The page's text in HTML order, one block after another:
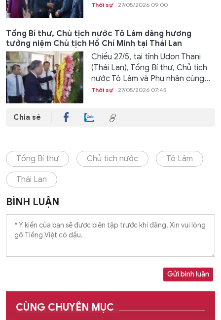
Thời sự 27/05/2026 09:00
Tổng Bí thư, Chủ tịch nước Tô Lâm dâng hương
tưởng niệm Chủ tịch Hồ Chí Minh tại Thái Lan
Chiều 27/5, tại tỉnh Udon Thani
(Thái Lan), Tổng Bí thư, Chủ tịch
nước Tô Lâm và Phu nhân cùng...
Thời sự 27/05/2026 07:45
Chia sẻ
Tổng Bí thư Chủ tịch nước Tô Lâm
Thái Lan
BÌNH LUẬN
Gửi bình luận
CÙNG CHUYÊN MỤC